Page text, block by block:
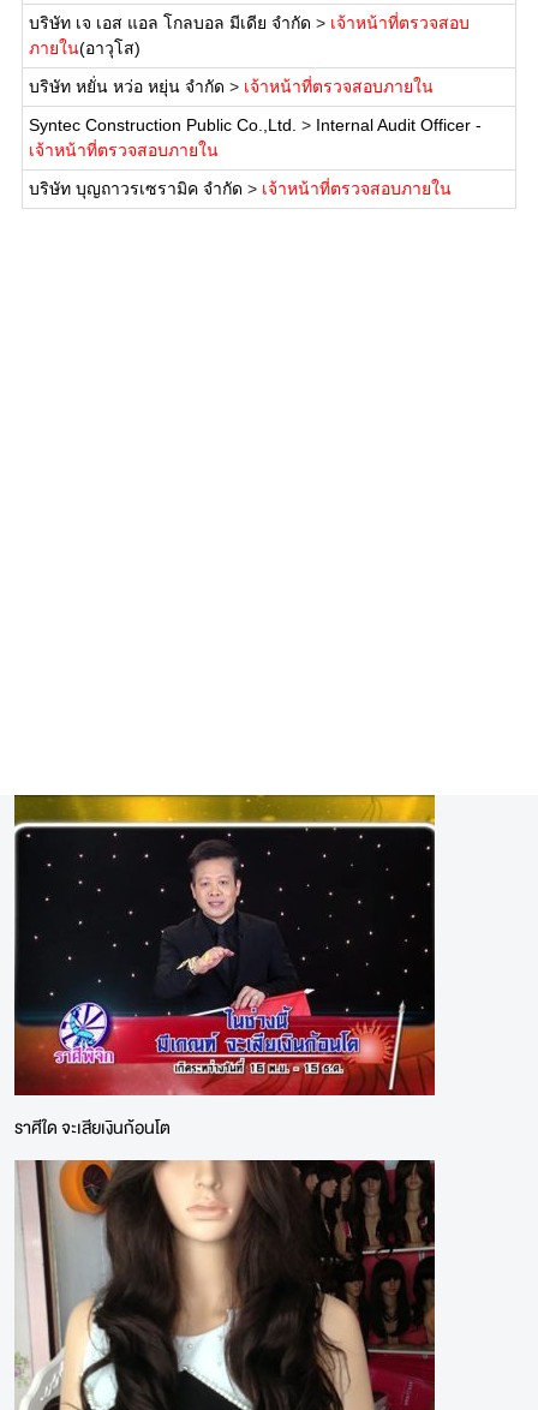
บริษัท เจ เอส แอล โกลบอล มีเดีย จำกัด > เจ้าหน้าที่ตรวจสอบ
ภายใน(อาวุโส)
บริษัท หยั่น หว่อ หยุ่น จำกัด > เจ้าหน้าที่ตรวจสอบภายใน
Syntec Construction Public Co.,Ltd. > Internal Audit Officer -
เจ้าหน้าที่ตรวจสอบภายใน
บริษัท บุญถาวรเซรามิค จำกัด > เจ้าหน้าที่ตรวจสอบภายใน
ราศีใด จะเสียเงินก้อนโต